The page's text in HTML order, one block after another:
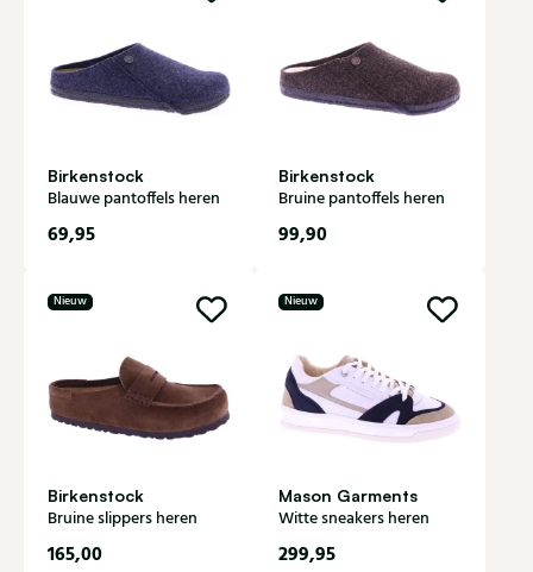
Birkenstock
Blauwe pantoffels heren
69,95
Birkenstock
Bruine pantoffels heren
99,90
Nieuw
Birkenstock
Bruine slippers heren
165,00
Nieuw
Mason Garments
Witte sneakers heren
299,95